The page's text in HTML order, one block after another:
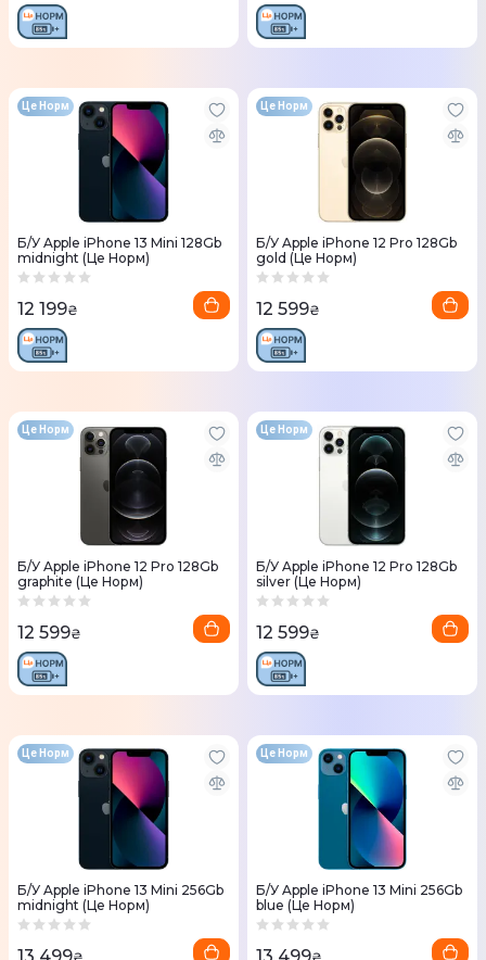
Б/У Apple iPhone 13 Mini 128Gb
midnight (Це Норм)
Це Норм
12 199₴
Б/У Apple iPhone 12 Pro 128Gb
gold (Це Норм)
Це Норм
12 599₴
Б/У Apple iPhone 12 Pro 128Gb
graphite (Це Норм)
Це Норм
12 599₴
Б/У Apple iPhone 12 Pro 128Gb
silver (Це Норм)
Це Норм
12 599₴
Б/У Apple iPhone 13 Mini 256Gb
midnight (Це Норм)
Це Норм
Б/У Apple iPhone 13 Mini 256Gb
blue (Це Норм)
Це Норм